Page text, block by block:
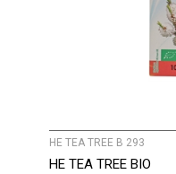
HE TEA TREE B 293
HE TEA TREE BIO